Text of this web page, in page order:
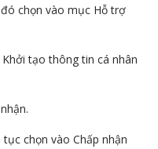
chọn vào mục Hỗ trợ
tạo thông tin cá nhân
chọn vào Chấp nhận